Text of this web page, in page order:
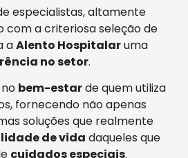
especialistas, altamente
com a criteriosa seleção de
aAlento Hospitalaruma
no setor.
bem-estarde quem utiliza
fornecendo não apenas
soluções que realmente
de vida daqueles que
cuidados especiais.